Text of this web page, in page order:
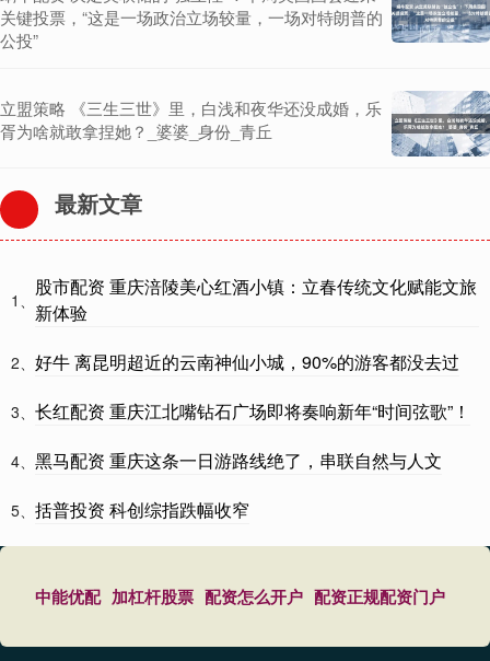
关键投票，“这是一场政治立场较量，一场对特朗普的
公投”
立盟策略 《三生三世》里，白浅和夜华还没成婚，乐
胥为啥就敢拿捏她？_婆婆_身份_青丘
最新文章
1、
股市配资 重庆涪陵美心红酒小镇：立春传统文化赋能文旅
新体验
2、 好牛 离昆明超近的云南神仙小城，90%的游客都没去过
3、 长红配资 重庆江北嘴钻石广场即将奏响新年“时间弦歌”！
4、 黑马配资 重庆这条一日游路线绝了，串联自然与人文
5、 括普投资 科创综指跌幅收窄
中能优配 加杠杆股票 配资怎么开户 配资正规配资门户